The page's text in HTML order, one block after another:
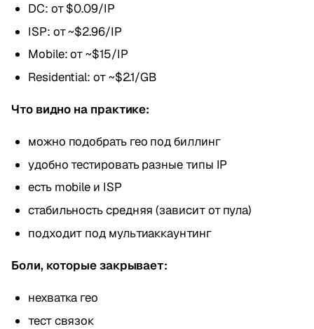
DC: от $0.09/IP
ISP: от ~$2.96/IP
Mobile: от ~$15/IP
Residential: от ~$2.1/GB
Что видно на практике:
можно подобрать гео под биллинг
удобно тестировать разные типы IP
есть mobile и ISP
стабильность средняя (зависит от пула)
подходит под мультиаккаунтинг
Боли, которые закрывает:
нехватка гео
тест связок